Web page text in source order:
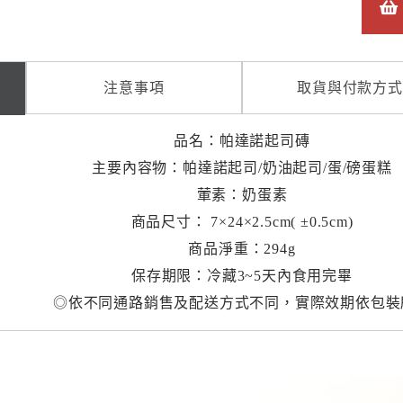
注意事項 取貨與付款方式
品名：帕達諾起司磚
主要內容物：帕達諾起司/奶油起司/蛋/磅蛋糕
葷素：奶蛋素
商品尺寸： 7×24×2.5cm( ±0.5cm)
商品淨重：294g
保存期限：冷藏3~5天內食用完畢
◎依不同通路銷售及配送方式不同，實際效期依包